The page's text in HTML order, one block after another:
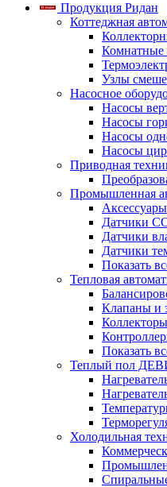
Продукция Ридан
Коттеджная
Комнатные
Узлы
Насосное
Насосы
Насосы
Насосы
Насосы
Приводная
Промышленная
Аксессуары
Датчики
Датчики
Датчики
Показать
Тепловая
Клапаны и
Показать
Теплый пол
Холодильная